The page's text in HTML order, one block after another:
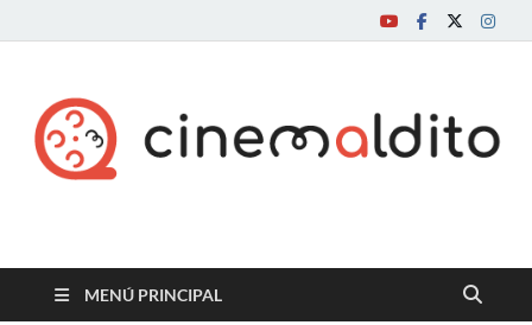
Cine maldito
MENÚ PRINCIPAL